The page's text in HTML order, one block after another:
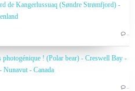
de Kangerlussuaq (Søndre Strømfjord) -
…
photogénique ! (Polar bear) - Creswell Bay -
Nunavut - Canada
…